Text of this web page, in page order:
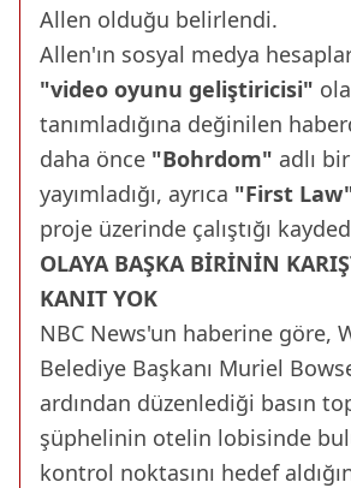
Allen olduğu belirlendi.
Allen'ın sosyal medya
"video oyunu geliştiricisi"
tanımladığına değinilen
daha önce "Bohrdom" adlı
yayımladığı, ayrıca "First
proje üzerinde çalıştığı
OLAYA BAŞKA BİRİNİN
KANIT YOK
NBC News'un haberine göre,
Belediye Başkanı Muriel
ardından düzenlediği basın
şüphelinin otelin lobisinde
kontrol noktasını hedef